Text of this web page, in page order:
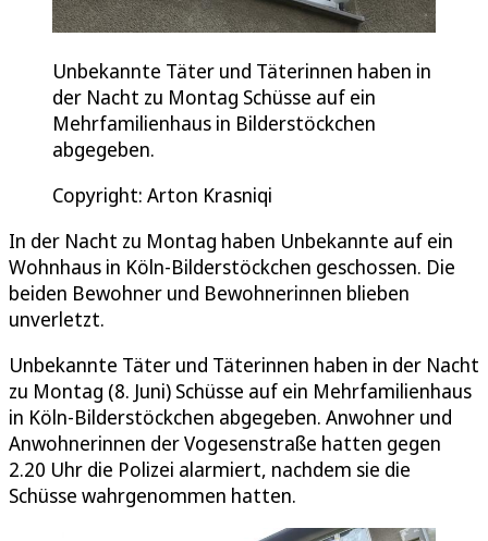
Unbekannte Täter und Täterinnen haben in
der Nacht zu Montag Schüsse auf ein
Mehrfamilienhaus in Bilderstöckchen
abgegeben.
Copyright: Arton Krasniqi
In der Nacht zu Montag haben Unbekannte auf ein
Wohnhaus in Köln-Bilderstöckchen geschossen. Die
beiden Bewohner und Bewohnerinnen blieben
unverletzt.
Unbekannte Täter und Täterinnen haben in der Nacht
zu Montag (8. Juni) Schüsse auf ein Mehrfamilienhaus
in Köln-Bilderstöckchen abgegeben. Anwohner und
Anwohnerinnen der Vogesenstraße hatten gegen
2.20 Uhr die Polizei alarmiert, nachdem sie die
Schüsse wahrgenommen hatten.